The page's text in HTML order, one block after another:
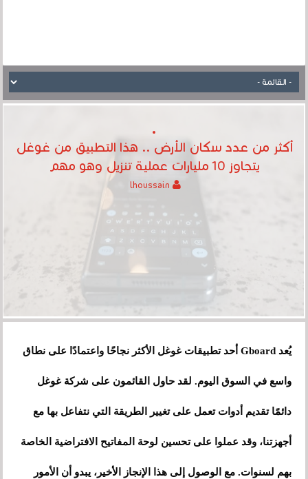
أكثر من عدد سكان الأرض .. هذا التطبيق من غوغل
يتجاوز 10 مليارات عملية تنزيل وهو مهم
يُعد Gboard أحد تطبيقات غوغل الأكثر نجاحًا واعتمادًا على نطاق
واسع في السوق اليوم. لقد حاول القائمون على شركة غوغل
دائمًا تقديم أدوات تعمل على تغيير الطريقة التي نتفاعل بها مع
أجهزتنا، وقد عملوا على تحسين لوحة المفاتيح الافتراضية الخاصة
بهم لسنوات. مع الوصول إلى هذا الإنجاز الأخير، يبدو أن الأمور